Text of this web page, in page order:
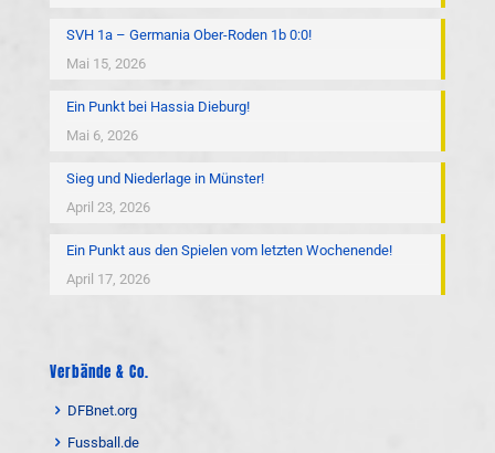
SVH 1a – Germania Ober-Roden 1b 0:0!
Mai 15, 2026
Ein Punkt bei Hassia Dieburg!
Mai 6, 2026
Sieg und Niederlage in Münster!
April 23, 2026
Ein Punkt aus den Spielen vom letzten Wochenende!
April 17, 2026
Verbände & Co.
DFBnet.org
Fussball.de